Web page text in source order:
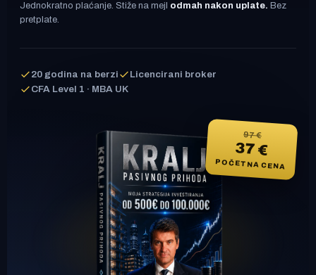
Jednokratno plaćanje. Stiže na mejl odmah nakon uplate. Bez
pretplate.
20 godina na berzi
Licencirani broker
CFA Level 1 · MBA UK
97 €
37 €
POČETNA CENA
Početna